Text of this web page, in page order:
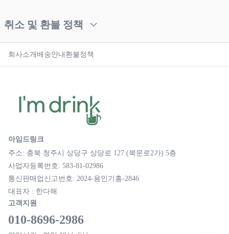
취소 및 환불 정책
회사소개 배송안내 환불정책
아임드링크
주소: 충북 청주시 상당구 상당로 127 (북문로2가) 5층
사업자등록번호: 583-81-02986
통신판매업신고번호: 2024-용인기흥-2846
대표자 : 한다해
고객지원
010-8696-2986